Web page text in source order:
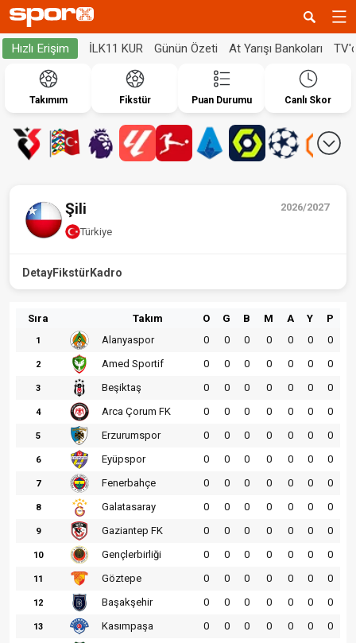
Hızlı Erişim İLK11 KUR Günün Özeti At Yarışı Bankoları
Takımım Fikstür Puan Durumu Canlı Skor
2026/2027
Şili
Türkiye
DetayFikstür Kadro
Sıra Takım O G B M A Y P
1 Alanyaspor 0 0 0 0 0 0 0
2 Amed Sportif 0 0 0 0 0 0 0
3 Beşiktaş 0 0 0 0 0 0 0
4 Arca Çorum FK 0 0 0 0 0 0 0
5 Erzurumspor 0 0 0 0 0 0 0
6 Eyüpspor 0 0 0 0 0 0 0
7 Fenerbahçe 0 0 0 0 0 0 0
8 Galatasaray 0 0 0 0 0 0 0
9 Gaziantep FK 0 0 0 0 0 0 0
10 Gençlerbirliği 0 0 0 0 0 0 0
11 Göztepe 0 0 0 0 0 0 0
12 Başakşehir 0 0 0 0 0 0 0
13 Kasımpaşa 0 0 0 0 0 0 0